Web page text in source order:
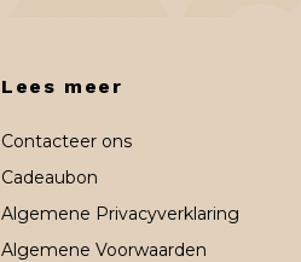
Lees meer
Contacteer ons
Cadeaubon
Algemene Privacyverklaring
Algemene Voorwaarden